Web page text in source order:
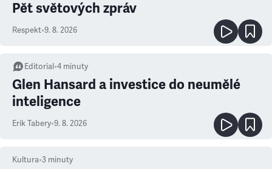
Pět světových zpráv
Respekt•9. 8. 2026
Editorial•4 minuty
Glen Hansard a investice do neumělé
inteligence
Erik Tabery•9. 8. 2026
Kultura•3 minuty